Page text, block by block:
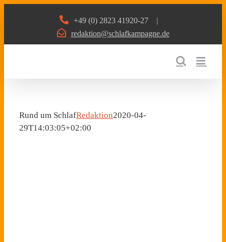
+49 (0) 2823 41920-27
|
redaktion@schlafkampagne.de
Rund um SchlafRedaktion2020-04-
29T14:03:05+02:00